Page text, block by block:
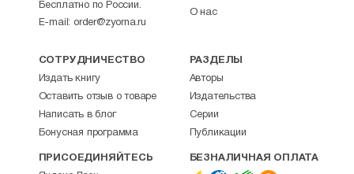
Бесплатно по России.
E-mail: order@zyorna.ru
О нас
СОТРУДНИЧЕСТВО
Издать книгу
Оставить отзыв о товаре
Написать в блог
Бонусная программа
РАЗДЕЛЫ
Авторы
Издательства
Серии
Публикации
ПРИСОЕДИНЯЙТЕСЬ
БЕЗНАЛИЧНАЯ ОПЛАТА